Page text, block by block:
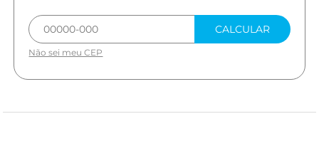
CALCULAR
Não sei meu CEP